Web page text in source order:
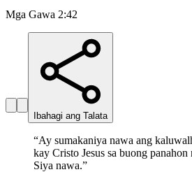
Mga Gawa 2:42
Ibahagi ang Talata
“Ay sumakaniya nawa ang
kay Cristo Jesus sa buong panahon
Siya nawa.”